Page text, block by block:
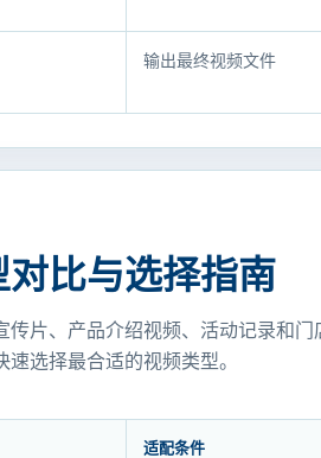
输出最终视频文件
比与选择指南
传片、产品介绍视频、活动记录和
选择最合适的视频类型。
适配条件